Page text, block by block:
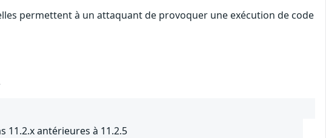
permettent à un attaquant de provoquer une exécution de code
11.2.x antérieures à 11.2.5